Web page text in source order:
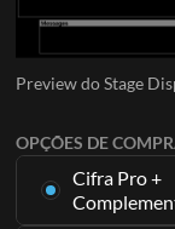
OPÇÕES DE
Cifra Pro +
Preview do Stage